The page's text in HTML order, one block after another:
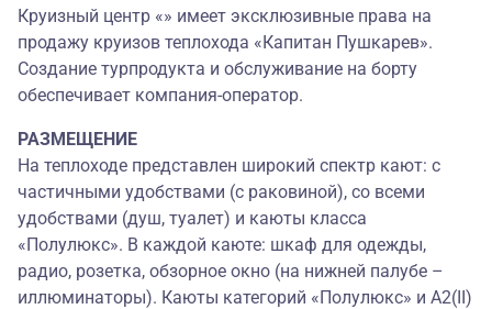
Круизный центр «» имеет эксклюзивные права на
продажу круизов теплохода «Капитан Пушкарев».
Создание турпродукта и обслуживание на борту
обеспечивает компания-оператор.
РАЗМЕЩЕНИЕ
На теплоходе представлен широкий спектр кают: с
частичными удобствами (с раковиной), со всеми
удобствами (душ, туалет) и каюты класса
«Полулюкс». В каждой каюте: шкаф для одежды,
радио, розетка, обзорное окно (на нижней палубе –
иллюминаторы). Каюты категорий «Полулюкс» и А2(II)